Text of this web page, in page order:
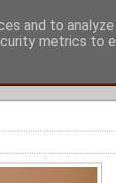
and to
metrics to